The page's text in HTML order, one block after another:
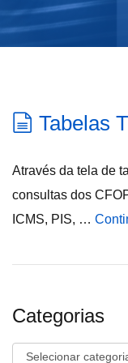
Tabelas
Através da tela de
consultas dos
ICMS, PIS, …
Categorias
Categorias